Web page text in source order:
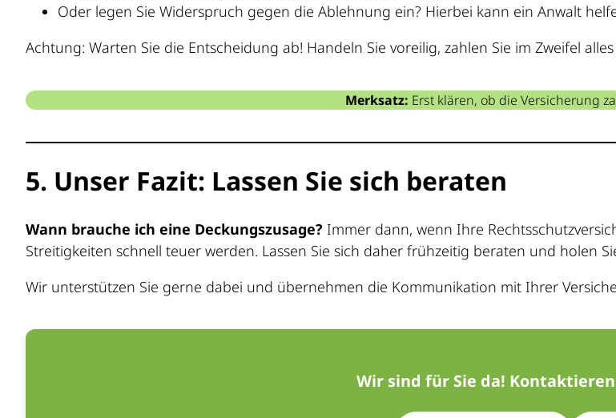
Oder legen Sie Widerspruch gegen die Ablehnung ein? Hierbei kann ein Anwalt
Achtung: Warten Sie die Entscheidung ab! Handeln Sie voreilig, zahlen Sie im Zweifel
Merksatz: Erst klären, ob die Versicherung
5. Unser Fazit: Lassen Sie sich beraten
Wann brauche ich eine Deckungszusage? Immer dann, wenn Ihre
Streitigkeiten schnell teuer werden. Lassen Sie sich daher frühzeitig beraten und holen
Wir unterstützen Sie gerne dabei und übernehmen die Kommunikation mit Ihrer
Wir sind für Sie da!